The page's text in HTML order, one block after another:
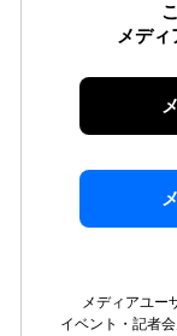
メデ
メディアユー
イベント・記者